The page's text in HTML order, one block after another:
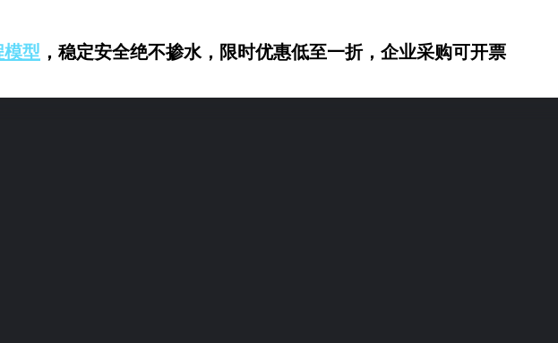
型 ，稳定安全绝不掺水，限时优惠低至一折，企业采购可开票